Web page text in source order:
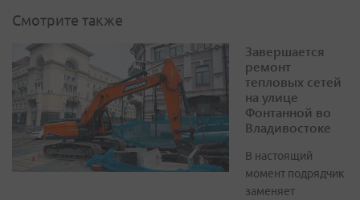
Смотрите также
Завершается
ремонт
тепловых сетей
на улице
Фонтанной во
Владивостоке
В настоящий
момент подрядчик
заменяет